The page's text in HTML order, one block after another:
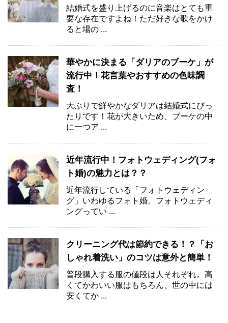
結婚式を盛り上げるのに音楽はとても重
要な存在ですよね！ただ好きな歌をかけ
ると場の ...
華やかに決まる「ダリアのブーケ」が
流行中！花言葉やおすすめの色味調
査！
大ぶりで鮮やかなダリアは結婚式にぴっ
たりです！花が大きいため、ブーケの中
に一つア ...
近年流行中！フォトウェディング(フォ
ト婚)の魅力とは？？
近年流行している「フォトウェディン
グ」いわゆるフォト婚。フォトウェディ
ングってい ...
クリーニング代は節約できる！？「お
しゃれ着洗い」のコツは意外と簡単！
普段購入する服の値段は人それぞれ。高
くてかわいい服はもちろん、世の中には
安くてか ...